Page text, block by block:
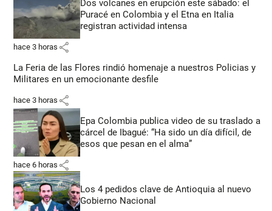
Dos volcanes en erupción este sábado: el
Puracé en Colombia y el Etna en Italia
registran actividad intensa
hace 3 horas share
La Feria de las Flores rindió homenaje a nuestros Policias y
Militares en un emocionante desfile
hace 3 horas share
Epa Colombia publica video de su traslado a
cárcel de Ibagué: “Ha sido un día difícil, de
esos que pesan en el alma”
hace 6 horas share
Los 4 pedidos clave de Antioquia al nuevo
Gobierno Nacional